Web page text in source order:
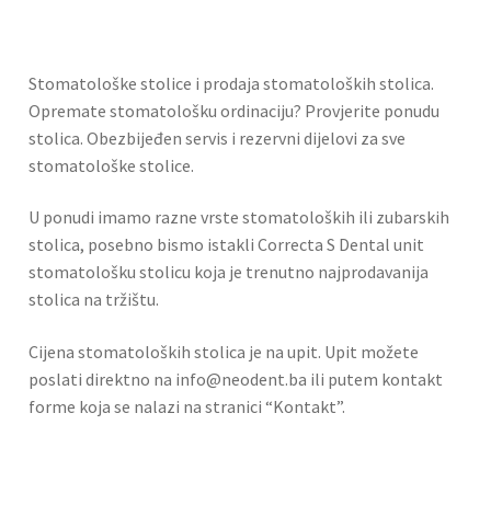
Stomatološke stolice i prodaja stomatoloških stolica.
Opremate stomatološku ordinaciju? Provjerite ponudu
stolica. Obezbijeđen servis i rezervni dijelovi za sve
stomatološke stolice.
U ponudi imamo razne vrste stomatoloških ili zubarskih
stolica, posebno bismo istakli Correcta S Dental unit
stomatološku stolicu koja je trenutno najprodavanija
stolica na tržištu.
Cijena stomatoloških stolica je na upit. Upit možete
poslati direktno na info@neodent.ba ili putem kontakt
forme koja se nalazi na stranici “Kontakt”.